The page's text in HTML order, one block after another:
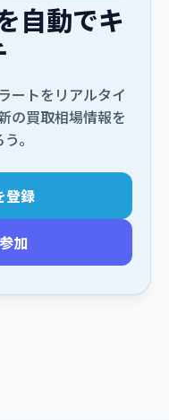
自動でキ
ートをリアルタイ
の買取相場情報を
。
登録
加